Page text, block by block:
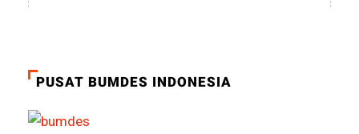
PUSAT BUMDES INDONESIA